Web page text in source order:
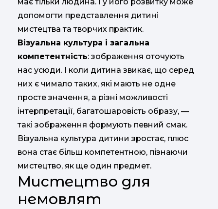
допомогти представлення дитині
мистецтва та творчих практик.
Візуальна культура і загальна
компетентність: зображення оточують
нас усюди. І коли дитина звикає, що серед
них є чимало таких, які мають не одне
просте значення, а різні можливості
інтерпретації, багатошаровість образу, —
такі зображення формують певний смак.
Візуальна культура дитини зростає, плюс
вона стає більш компетентною, пізнаючи
мистецтво, як ще один предмет.
Мистецтво для
немовлят